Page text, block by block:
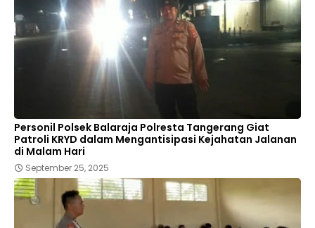
Personil Polsek Balaraja Polresta Tangerang Giat
Patroli KRYD dalam Mengantisipasi Kejahatan Jalanan
di Malam Hari
September 25, 2025